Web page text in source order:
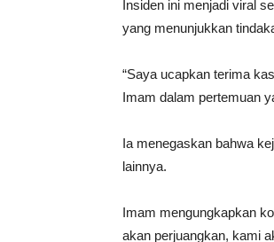
Insiden ini menjadi viral
yang menunjukkan
“Saya ucapkan terima
Imam dalam pertemuan
Ia menegaskan bahwa
lainnya.
Imam mengungkapkan
akan perjuangkan, kami